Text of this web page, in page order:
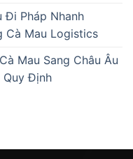
Đi Pháp Nhanh
Cà Mau Logistics
Mau Sang Châu Âu
Quy Định